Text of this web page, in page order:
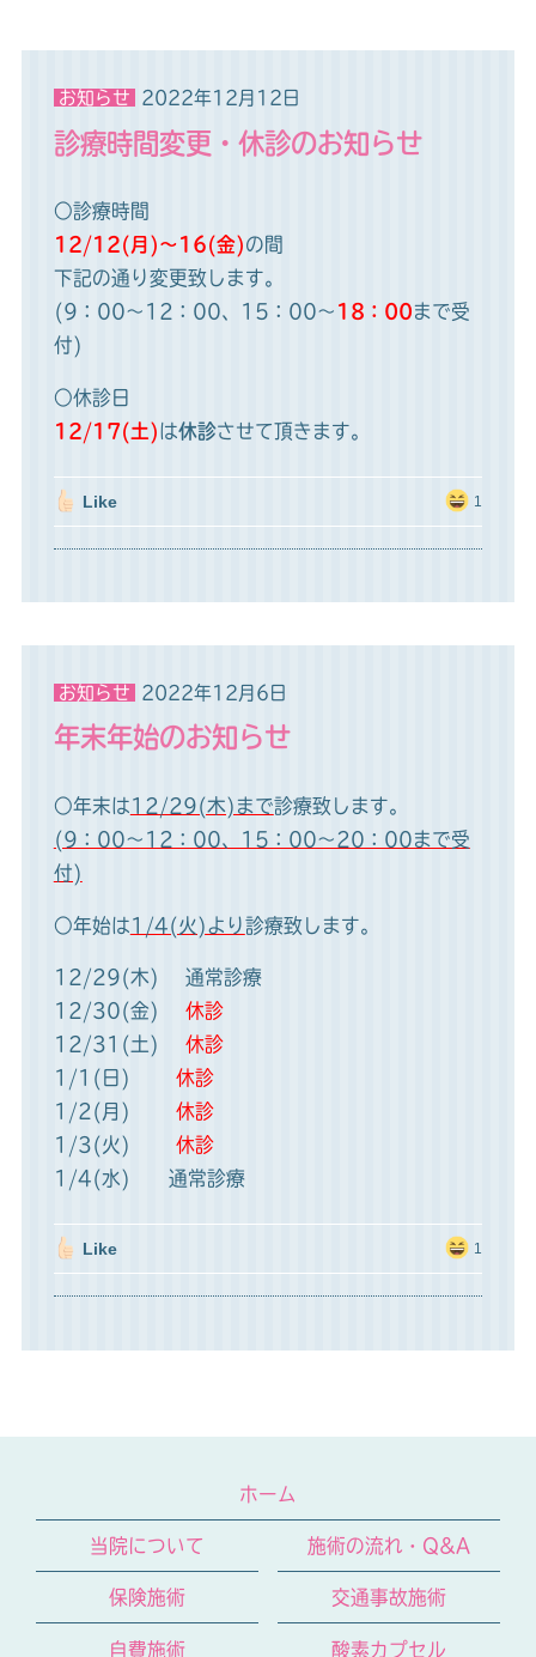
お知らせ 2022年12月12日
診療時間変更・休診のお知らせ
○診療時間
12/12(月)～16(金)の間
下記の通り変更致します。
(9：00～12：00、15：00～ 18：00まで受
付)
○休診日
12/17(土)は休診させて頂きます。
Like 1
お知らせ 2022年12月6日
年末年始のお知らせ
○年末は12/29(木)まで診療致します。
(9：00～12：00、15：00～20：00まで受
付)
○年始は1/4(火)より診療致します。
12/29(木) 通常診療
12/30(金) 休診
12/31(土) 休診
1/1(日) 休診
1/2(月) 休診
1/3(火) 休診
1/4(水) 通常診療
Like 1
ホーム
当院について 施術の流れ・Q&A
保険施術 交通事故施術
自費施術 酸素カプセル